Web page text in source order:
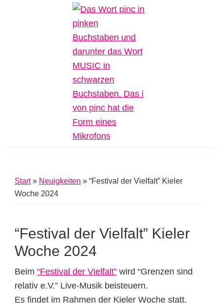
Inklusive
Start» Neuigkeiten » “Festival der Vielfalt” Kieler
Woche 2024
“Festival der Vielfalt” Kieler
Woche 2024
Beim “Festival der Vielfalt” wird “Grenzen sind
relativ e.V.” Live-Musik beisteuern.
Es findet im Rahmen der Kieler Woche statt.